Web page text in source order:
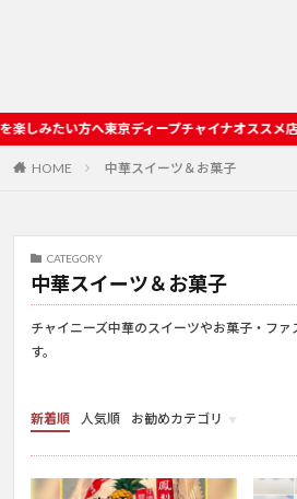
東京ディープチャイナオススメ店 >>
HOME 中華スイーツ＆お菓子
CATEGORY
中華スイーツ＆お菓子
チャイニーズ中華のスイーツやお菓子・フ
す。
新着順 人気順 お勧めカテゴリ
お店情報